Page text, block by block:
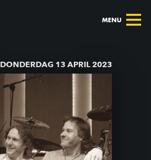
MENU
DONDERDAG 13 APRIL 2023